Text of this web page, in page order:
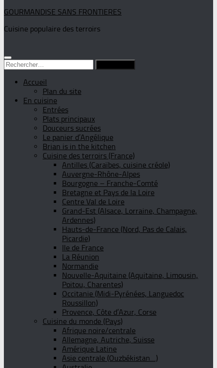
GOURMANDISE SANS FRONTIERES
Cuisine populaire des terroirs
Rechercher :
Accueil
Plan du site
En cuisine
Entrées
Plats principaux
Douceurs sucrées
Le panier d’Angélique
Brian is in the kitchen
Cuisine des terroirs (France)
Antilles (Caraïbes, cuisine créole)
Auvergne-Rhône-Alpes
Bourgogne – Franche-Comté
Bretagne et Pays de la Loire
Centre Val de Loire
Grand-Est (Alsace, Lorraine, Champagne,
Ardennes)
Hauts-de-France (Nord, Pas de Calais,
Picardie)
Ile de France
La Réunion
Normandie
Nouvelle-Aquitaine (Aquitaine, Limousin,
Poitou, Charentes)
Occitanie (Midi-Pyrénées, Languedoc
Roussillon)
Provence, Côte d’Azur, Corse
Cuisine du monde (Pays)
Afrique noire/centrale
Allemagne, Autriche, Suisse
Amérique Latine
Asie centrale (Ouzbékistan…)